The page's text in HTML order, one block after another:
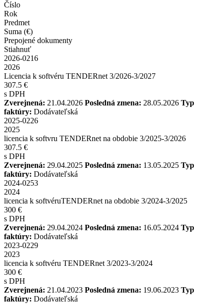
Číslo
Rok
Predmet
Suma (€)
Prepojené dokumenty
Stiahnuť
2026-0216
2026
Licencia k softvéru TENDERnet 3/2026-3/2027
307.5 €
s DPH
Zverejnená: 21.04.2026 Posledná zmena: 28.05.2026 Typ
faktúry: Dodávateľská
2025-0226
2025
licencia k softvru TENDERnet na obdobie 3/2025-3/2026
307.5 €
s DPH
Zverejnená: 29.04.2025 Posledná zmena: 13.05.2025 Typ
faktúry: Dodávateľská
2024-0253
2024
licencia k softvéruTENDERnet na obdobie 3/2024-3/2025
300 €
s DPH
Zverejnená: 29.04.2024 Posledná zmena: 16.05.2024 Typ
faktúry: Dodávateľská
2023-0229
2023
licencia k softvéru TENDERnet 3/2023-3/2024
300 €
s DPH
Zverejnená: 21.04.2023 Posledná zmena: 19.06.2023 Typ
faktúry: Dodávateľská